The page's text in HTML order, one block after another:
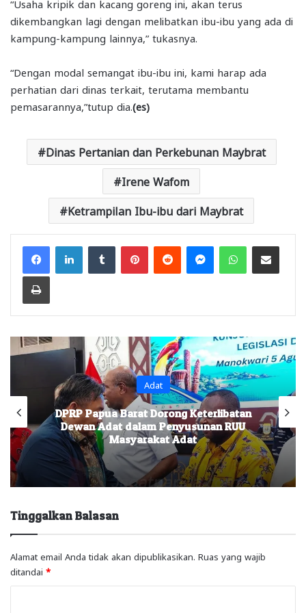
“Usaha kripik dan kacang goreng ini, akan terus
dikembangkan lagi dengan melibatkan ibu-ibu yang ada di
kampung-kampung lainnya,” tukasnya.
“Dengan modal semangat ibu-ibu ini, kami harap ada
perhatian dari dinas terkait, terutama membantu
pemasarannya,”tutup dia. (es)
Dinas Pertanian dan Perkebunan Maybrat
Irene Wafom
Ketrampilan Ibu-ibu dari Maybrat
FacebookLinkedInTumblr PinterestReddit MessengerWhatsAppShare via Email
Print
Adat
DPRP Papua Barat Dorong Keterlibatan
Dewan Adat dalam Penyusunan RUU
Masyarakat Adat
Tinggalkan Balasan
Alamat email Anda tidak akan dipublikasikan. Ruas yang wajib
ditandai *